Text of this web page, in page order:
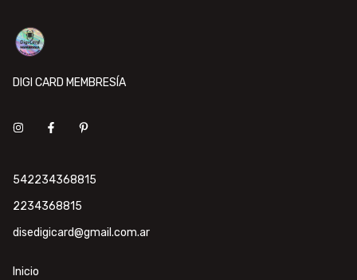
DIGI CARD MEMBRESÍA
542234368815
2234368815
disedigicard@gmail.com.ar
Inicio